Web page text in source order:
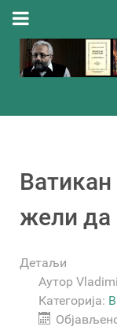
Ватикан
жели да
Детаљи
Аутор
Категорија: